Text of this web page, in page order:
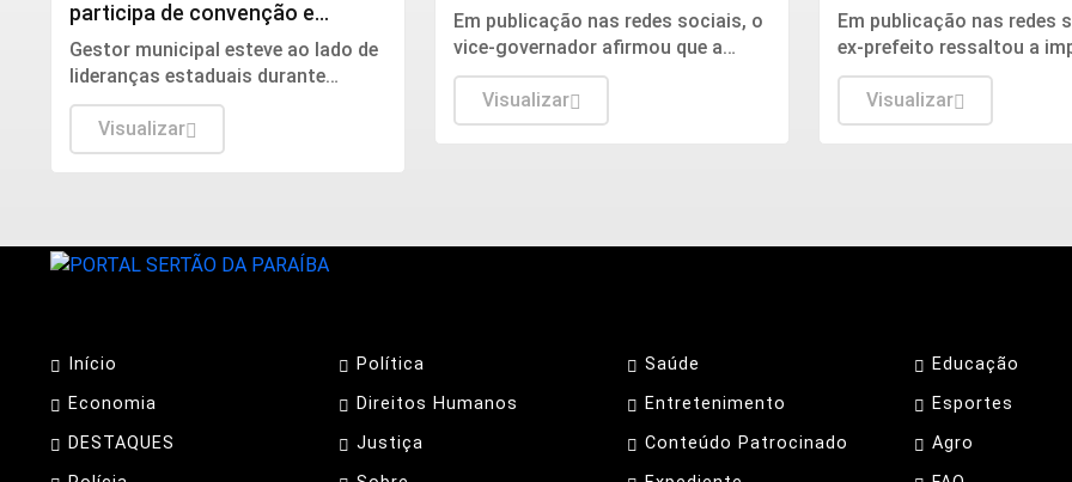
participa de convenção e
reafirma apoio ao projeto
político liderado por Lucas
Ribeiro
Gestor municipal esteve ao lado de
lideranças estaduais durante
convenção que oficializou
candidaturas para as eleições de
2026 e destacou compromisso
Visualizar
destaca confiança dos
paraibanos
Em publicação nas redes sociais, o
vice-governador afirmou que a
Convenção do PP foi um momento
histórico e agradeceu aos
participantes pela confiança no
Visualizar
evento político
Em publicação nas redes
ex-prefeito ressaltou a
da família como base de
caminhada e
ao lado da esposa durante
Visualizar
Início Política Saúde
Educação
Economia
Direitos Humanos Entretenimento
Esportes
DESTAQUES
Justiça Conteúdo Patrocinado
Agro